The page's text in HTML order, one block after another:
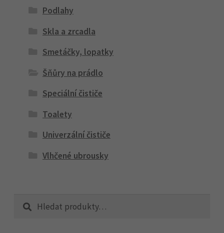
Podlahy
Skla a zrcadla
Smetáčky, lopatky
Šňůry na prádlo
Speciální čističe
Toalety
Univerzální čističe
Vlhčené ubrousky
Hledat:
Hledat